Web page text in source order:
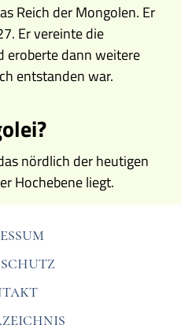
Reich der Mongolen. Er
Er vereinte die
eroberte dann weitere
entstanden war.
nördlich der heutigen
Hochebene liegt.